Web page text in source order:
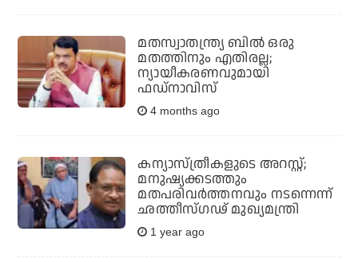
മതസ്വാതന്ത്ര്യ ബില്‍ ഒരു
മതത്തിനും എതിരല്ല;
ന്യായീകരണവുമായി
ഫഡ്‌നാവിസ്
4 months ago
കന്യാസ്ത്രീകളുടെ അറസ്റ്റ്‌;
മനുഷ്യക്കടത്തും
മതപരിവര്‍ത്തനവും നടന്നെന്ന്‌
ഛത്തീസ്ഗഢ് മുഖ്യമന്ത്രി
1 year ago